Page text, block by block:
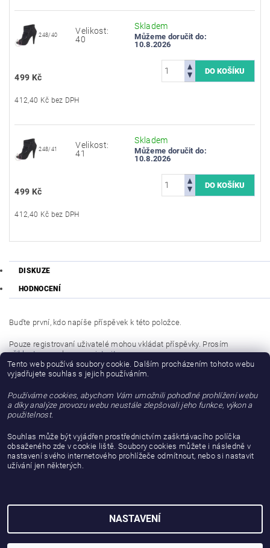
248/40
Velikost:
40
Skladem
Můžeme doručit do:
10.8.2026
499 Kč
412,40 Kč bez DPH
248/41
Velikost:
41
Skladem
Můžeme doručit do:
10.8.2026
499 Kč
412,40 Kč bez DPH
DISKUZE
HODNOCENÍ
Buďte první, kdo napíše příspěvek k této položce.
Pouze registrovaní uživatelé mohou vkládat příspěvky. Prosím
přihlaste senebo seregistrujte.
Buďte první, kdo napíše příspěvek k této položce.
Přidat hodnocení
2026 © gattanera.com, všechna práva vyhrazena
Tento web používá soubory cookie. Dalším procházením tohoto webu
vyjadřujete souhlas s jejich používáním.
Používáme cookies, abychom Vám umožnili pohodlné prohlížení webu
a díky analýze provozu webu neustále zlepšovali jeho funkce, výkon a
použitelnost.
Souhlas může být vyjádřen prostřednictvím zaškrtávacího políčka
obsaženého zde v cookie liště. Soubory cookies můžete i následně v
nastavení svého internetového prohlížeče odmítnout, nebo si nastavit
užívání jen některých.
NASTAVENÍ